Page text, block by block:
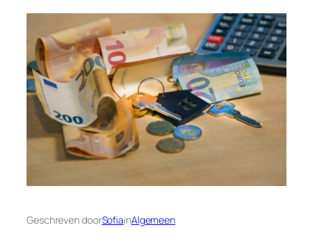
Geschreven doorSofiainAlgemeen